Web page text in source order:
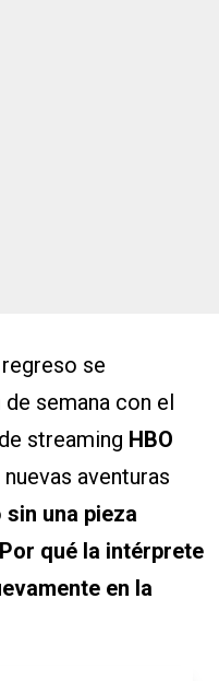
se
semana con el
streaming HBO
aventuras
sin una pieza
qué la intérprete
en la